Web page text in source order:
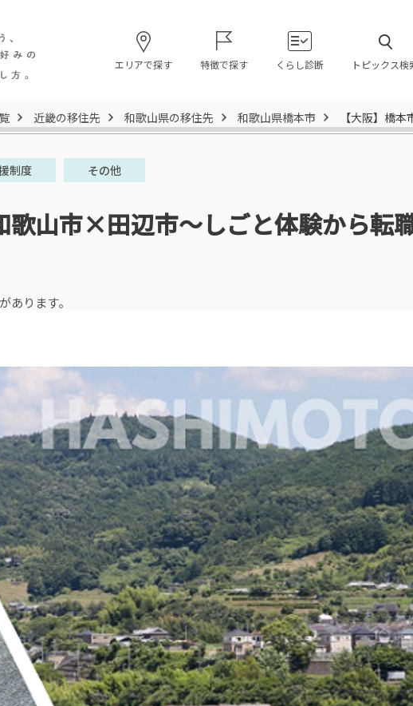
エリアで探す 特徴で探す くらし診断 トピックス検
近畿の移住先 和歌山県の移住先 和歌山県橋本市 【大阪】橋
制度 その他
歌山市×田辺市～しごと体験から転
あります。